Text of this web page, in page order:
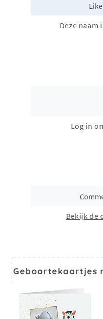
Like
Deze naam
Log in
Bekijk de
Geboortekaartjes